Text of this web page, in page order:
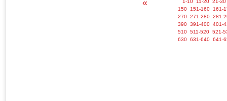
« 1-10 11-20 21-30
150
151-160
161-
270 271-280 281-
390 391-400 401-
510 511-520 521-
630 631-640 641-